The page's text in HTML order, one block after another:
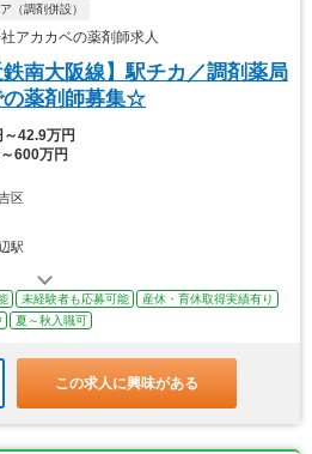
（調剤併設）
カカベの薬剤師求人
鉄南大阪線】駅チカ／調剤薬局
の薬剤師募集☆
～42.9万円
600万円
区
駅
未経験者も応募可能
産休・育休取得実績有り
夏～秋入職可
この求人に興味がある